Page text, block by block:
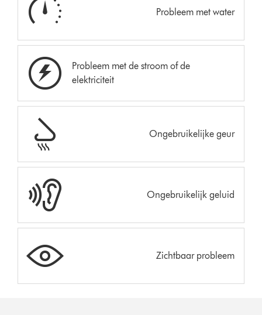
Probleem met water
Probleem met de stroom of de
elektriciteit
Ongebruikelijke geur
Ongebruikelijk geluid
Zichtbaar probleem